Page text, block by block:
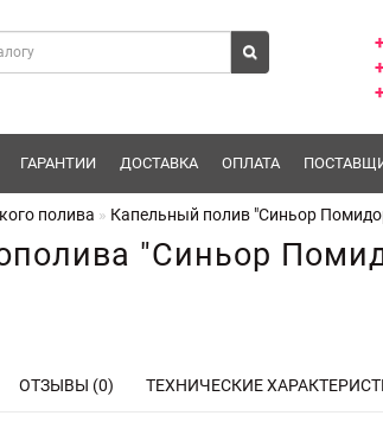
ГАРАНТИИ ДОСТАВКА ОПЛАТА
полива Капельный полив "Синьор
"Синьор
ОТЗЫВЫ (0) ТЕХНИЧЕСКИЕ